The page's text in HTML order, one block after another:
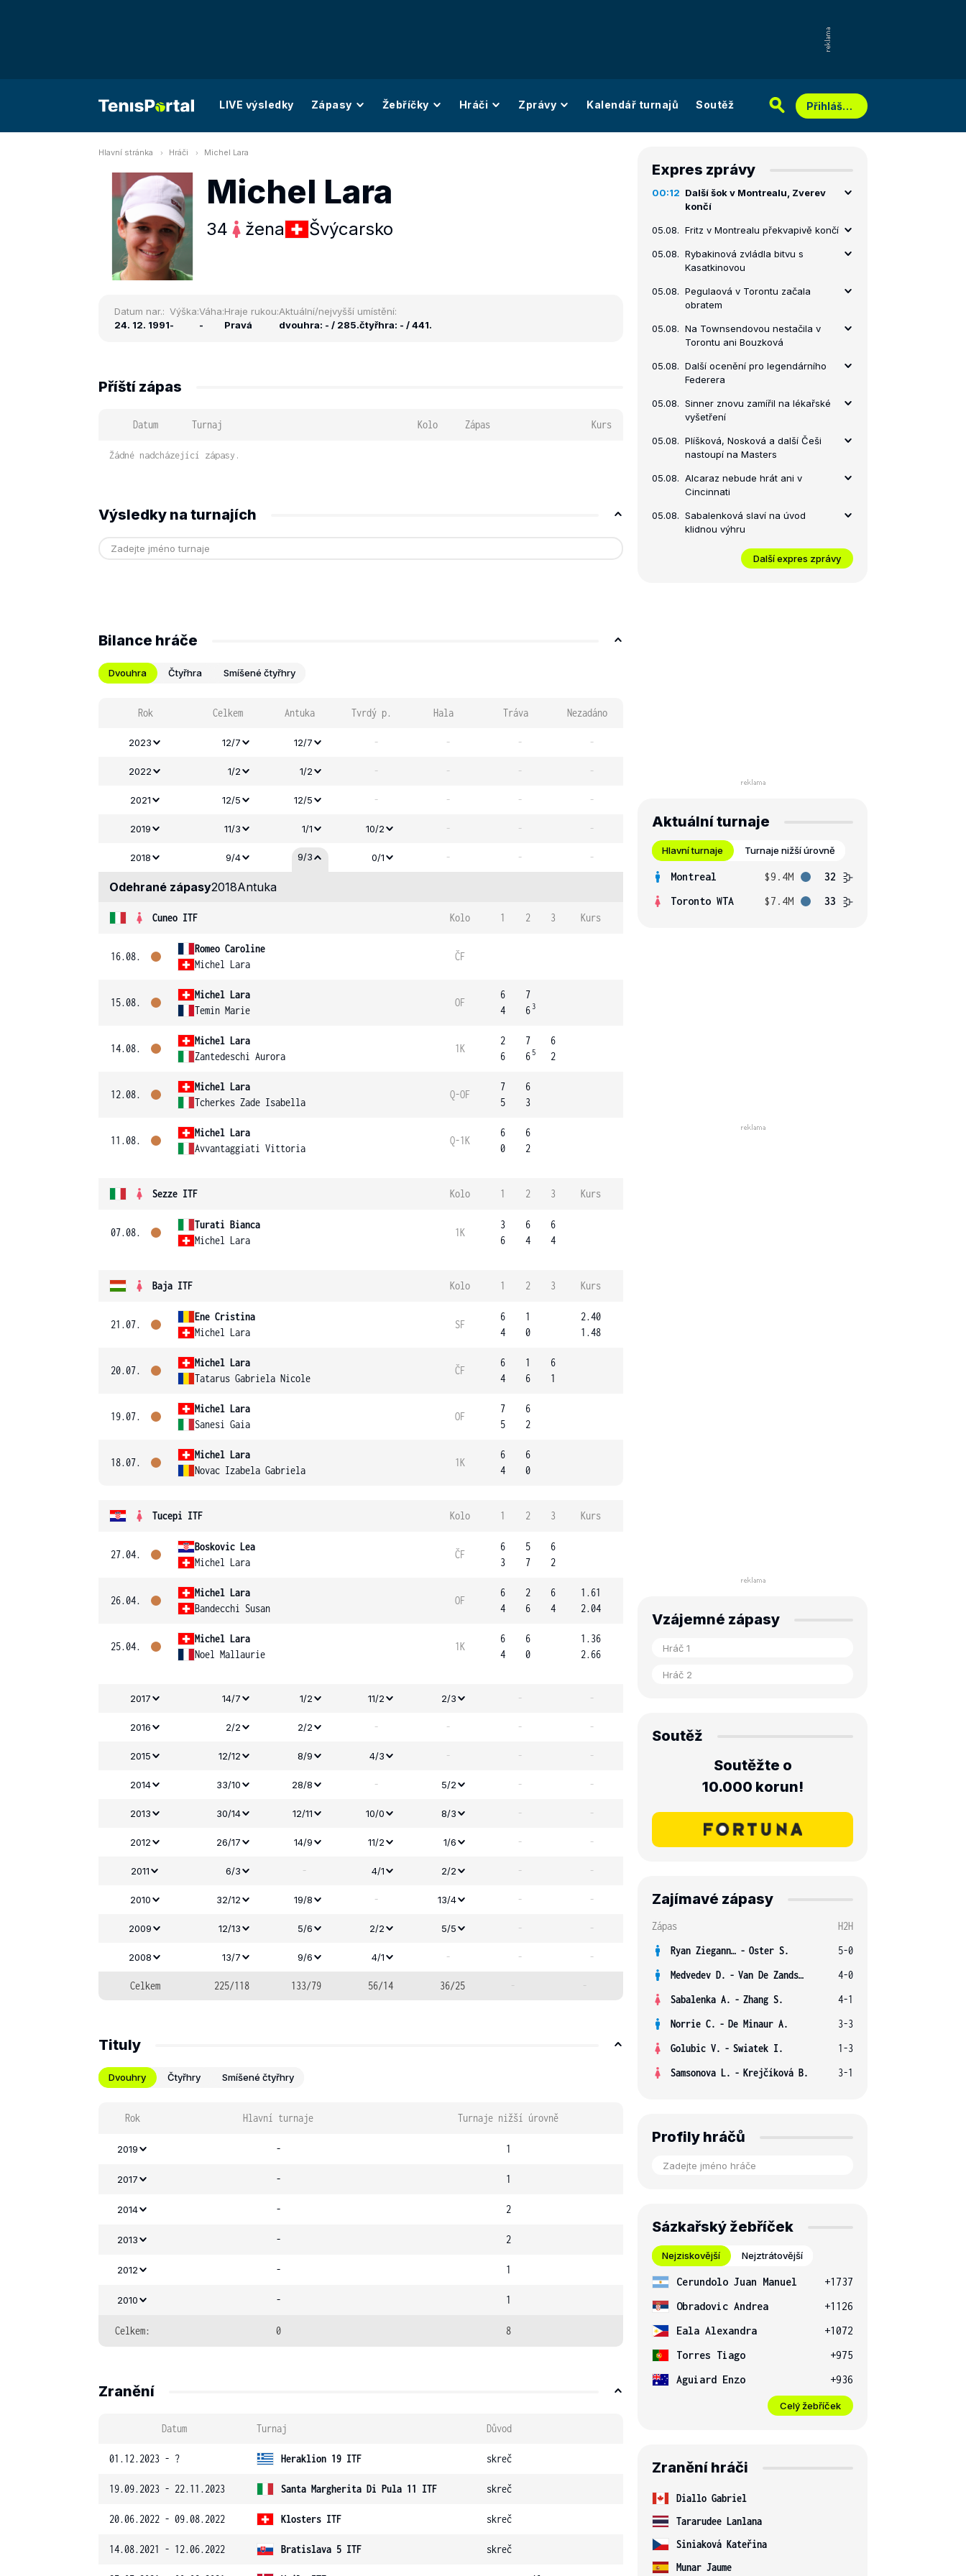
LIVE výsledky Zápasy Žebříčky Hráči Zprávy Kalendář turnajů Soutěž Přihlášení
Hlavní stránka Hráči Michel Lara
Michel Lara
34 žena Švýcarsko
Datum nar.:
24. 12. 1991
Výška:
-
Váha:
-
Hraje rukou:
Pravá
Aktuální/nejvyšší umístění:
dvouhra: - / 285.čtyřhra: - / 441.
Příští zápas
Datum Turnaj Kolo Zápas Kurs
Žádné nadcházející zápasy.
Výsledky na turnajích
Bilance hráče
Dvouhra Čtyřhra Smíšené čtyřhry
Rok Celkem Antuka Tvrdý p. Hala Tráva Nezadáno
2023 12/7 12/7 - - - -
2022 1/2 1/2 - - - -
2021 12/5 12/5 - - - -
2019 11/3 1/1 10/2 - - -
2018 9/4 9/3 0/1 - - -
Odehrané zápasy2018Antuka
Cuneo ITF Kolo 1 2 3 Kurs
16.08.
Romeo Caroline
Michel Lara
ČF
15.08.
Michel Lara
Temin Marie
OF
6
4
7
6 3
14.08.
Michel Lara
Zantedeschi Aurora
1K
2
6
7
6 5
6
2
12.08.
Michel Lara
Tcherkes Zade Isabella
Q-OF
7
5
6
3
11.08.
Michel Lara
Avvantaggiati Vittoria
Q-1K
6
0
6
2
Sezze ITF Kolo 1 2 3 Kurs
07.08.
Turati Bianca
Michel Lara
1K
3
6
6
4
6
4
Baja ITF Kolo 1 2 3 Kurs
21.07.
Ene Cristina
Michel Lara
SF
6
4
1
0
2.40
1.48
20.07.
Michel Lara
Tatarus Gabriela Nicole
ČF
6
4
1
6
6
1
19.07.
Michel Lara
Sanesi Gaia
OF
7
5
6
2
18.07.
Michel Lara
Novac Izabela Gabriela
1K
6
4
6
0
Tucepi ITF Kolo 1 2 3 Kurs
27.04.
Boskovic Lea
Michel Lara
ČF
6
3
5
7
6
2
26.04.
Michel Lara
Bandecchi Susan
OF
6
4
2
6
6
4
1.61
2.04
25.04.
Michel Lara
Noel Mallaurie
1K
6
4
6
0
1.36
2.66
2017 14/7 1/2 11/2 2/3 - -
2016 2/2 2/2 - - - -
2015 12/12 8/9 4/3 - - -
2014 33/10 28/8 - 5/2 - -
2013 30/14 12/11 10/0 8/3 - -
2012 26/17 14/9 11/2 1/6 - -
2011 6/3 - 4/1 2/2 - -
2010 32/12 19/8 - 13/4 - -
2009 12/13 5/6 2/2 5/5 - -
2008 13/7 9/6 4/1 - - -
Celkem 225/118 133/79 56/14 36/25 - -
Tituly
Dvouhry Čtyřhry Smíšené čtyřhry
Rok Hlavní turnaje Turnaje nižší úrovně
2019 - 1
2017 - 1
2014 - 2
2013 - 2
2012 - 1
2010 - 1
Celkem: 0 8
Zranění
Datum Turnaj Důvod
01.12.2023 - ? Heraklion 19 ITF skreč
19.09.2023 - 22.11.2023 Santa Margherita Di Pula 11 ITF skreč
20.06.2022 - 09.08.2022 Klosters ITF skreč
14.08.2021 - 12.06.2022 Bratislava 5 ITF skreč
Expres zprávy
00:12 Další šok v Montrealu, Zverev
končí
05.08. Fritz v Montrealu překvapivě končí
05.08. Rybakinová zvládla bitvu s
Kasatkinovou
05.08. Pegulaová v Torontu začala
obratem
05.08. Na Townsendovou nestačila v
Torontu ani Bouzková
05.08. Další ocenění pro legendárního
Federera
05.08. Sinner znovu zamířil na lékařské
vyšetření
05.08. Plíšková, Nosková a další Češi
nastoupí na Masters
05.08. Alcaraz nebude hrát ani v
Cincinnati
05.08. Sabalenková slaví na úvod
klidnou výhru
Další expres zprávy
Aktuální turnaje
Hlavní turnaje Turnaje nižší úrovně
Montreal $9.4M
32
Toronto WTA
$7.4M 33
Vzájemné zápasy
Soutěž
Soutěžte o
10.000 korun!
Zajímavé zápasy
Zápas
H2H
Ryan Ziegann S. - Oster S.
5-0
Medvedev D. - Van De Zandschulp B.
4-0
Sabalenka A. - Zhang S.
4-1
Norrie C. - De Minaur A.
3-3
Golubic V. - Swiatek I.
1-3
Samsonova L. - Krejčíková B. 3-1
Profily hráčů
Sázkařský žebříček
Nejziskovější Nejztrátovější
Cerundolo Juan Manuel
+1737
Obradovic Andrea
+1126
Eala Alexandra
+1072
Torres Tiago
+975
Aguiard Enzo
+936
Celý žebříček
Zranění hráči
Diallo Gabriel
Tararudee Lanlana
Siniaková Kateřina
Munar Jaume